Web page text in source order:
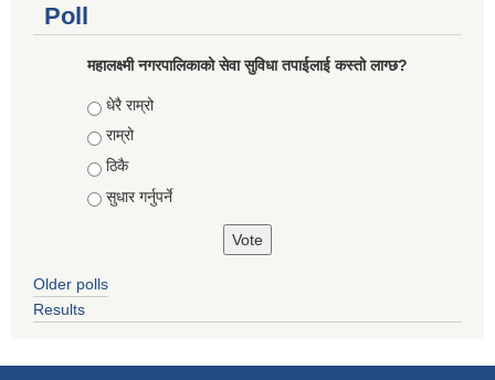
Poll
महालक्ष्मी नगरपालिकाको सेवा सुविधा तपाईलाई कस्तो लाग्छ?
Choices
धेरै राम्रो
राम्रो
ठिकै
सुधार गर्नुपर्ने
Older polls
Results